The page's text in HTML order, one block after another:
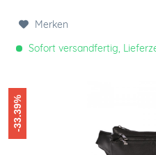
Merken
Sofort versandfertig,
-33.39%